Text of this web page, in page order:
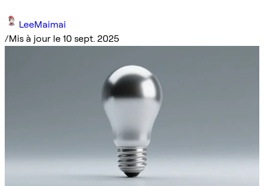
LeeMaimai
/Mis à jour le 10 sept. 2025